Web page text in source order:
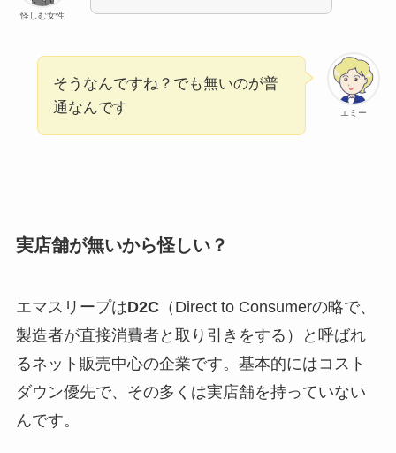
怪しむ女性
エミー
そうなんですね？でも無いのが普
通なんです
実店舗が無いから怪しい？
エマスリープはD2C（Direct to Consumerの略で、
製造者が直接消費者と取り引きをする）と呼ばれ
るネット販売中心の企業です。基本的にはコスト
ダウン優先で、その多くは実店舗を持っていない
んです。